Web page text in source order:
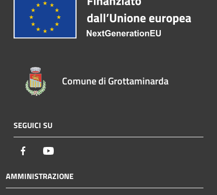
Comune di Grottaminarda
SEGUICI SU
Facebook
AMMINISTRAZIONE